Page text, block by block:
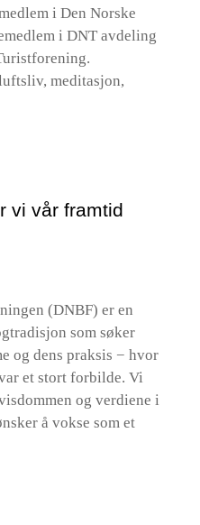
i Den Norske
i DNT avdeling
meditasjon,
vi vår framtid
(DNBF) er en
som søker
og dens praksis − hvor
et stort forbilde. Vi
og verdiene i
å vokse som et